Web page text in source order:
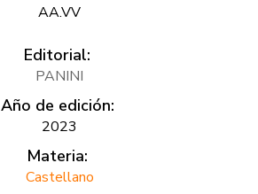
AA.VV
Editorial:
PANINI
Año de edición:
2023
Materia:
Castellano